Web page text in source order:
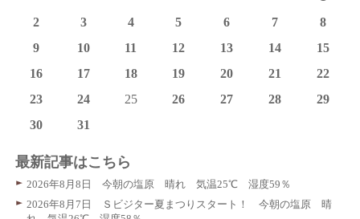
2
3 4 5 6 7
8
9
10 11 12 13 14
15
16
17 18 19 20 21
22
23
24 25 26 27 28
29
30
31
最新記事はこちら
2026年8月8日 今朝の塩原 晴れ 気温25℃ 湿度59％
2026年8月7日 Ｓビジター夏まつりスタート！ 今朝の塩原 晴